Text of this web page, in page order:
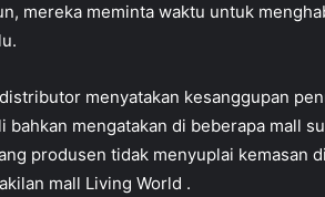
mereka meminta waktu untuk
menyatakan kesanggupan
bahkan mengatakan di beberapa mall
produsen tidak menyuplai kemasan
mall Living World .